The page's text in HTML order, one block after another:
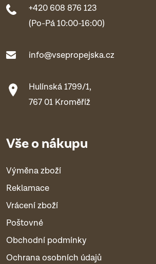
+420 608 876 123
(Po-Pá 10:00-16:00)
info@vsepropejska.cz
Hulínská 1799/1,
767 01 Kroměříž
Vše o nákupu
Výměna zboží
Reklamace
Vrácení zboží
Poštovné
Obchodní podmínky
Ochrana osobních údajů